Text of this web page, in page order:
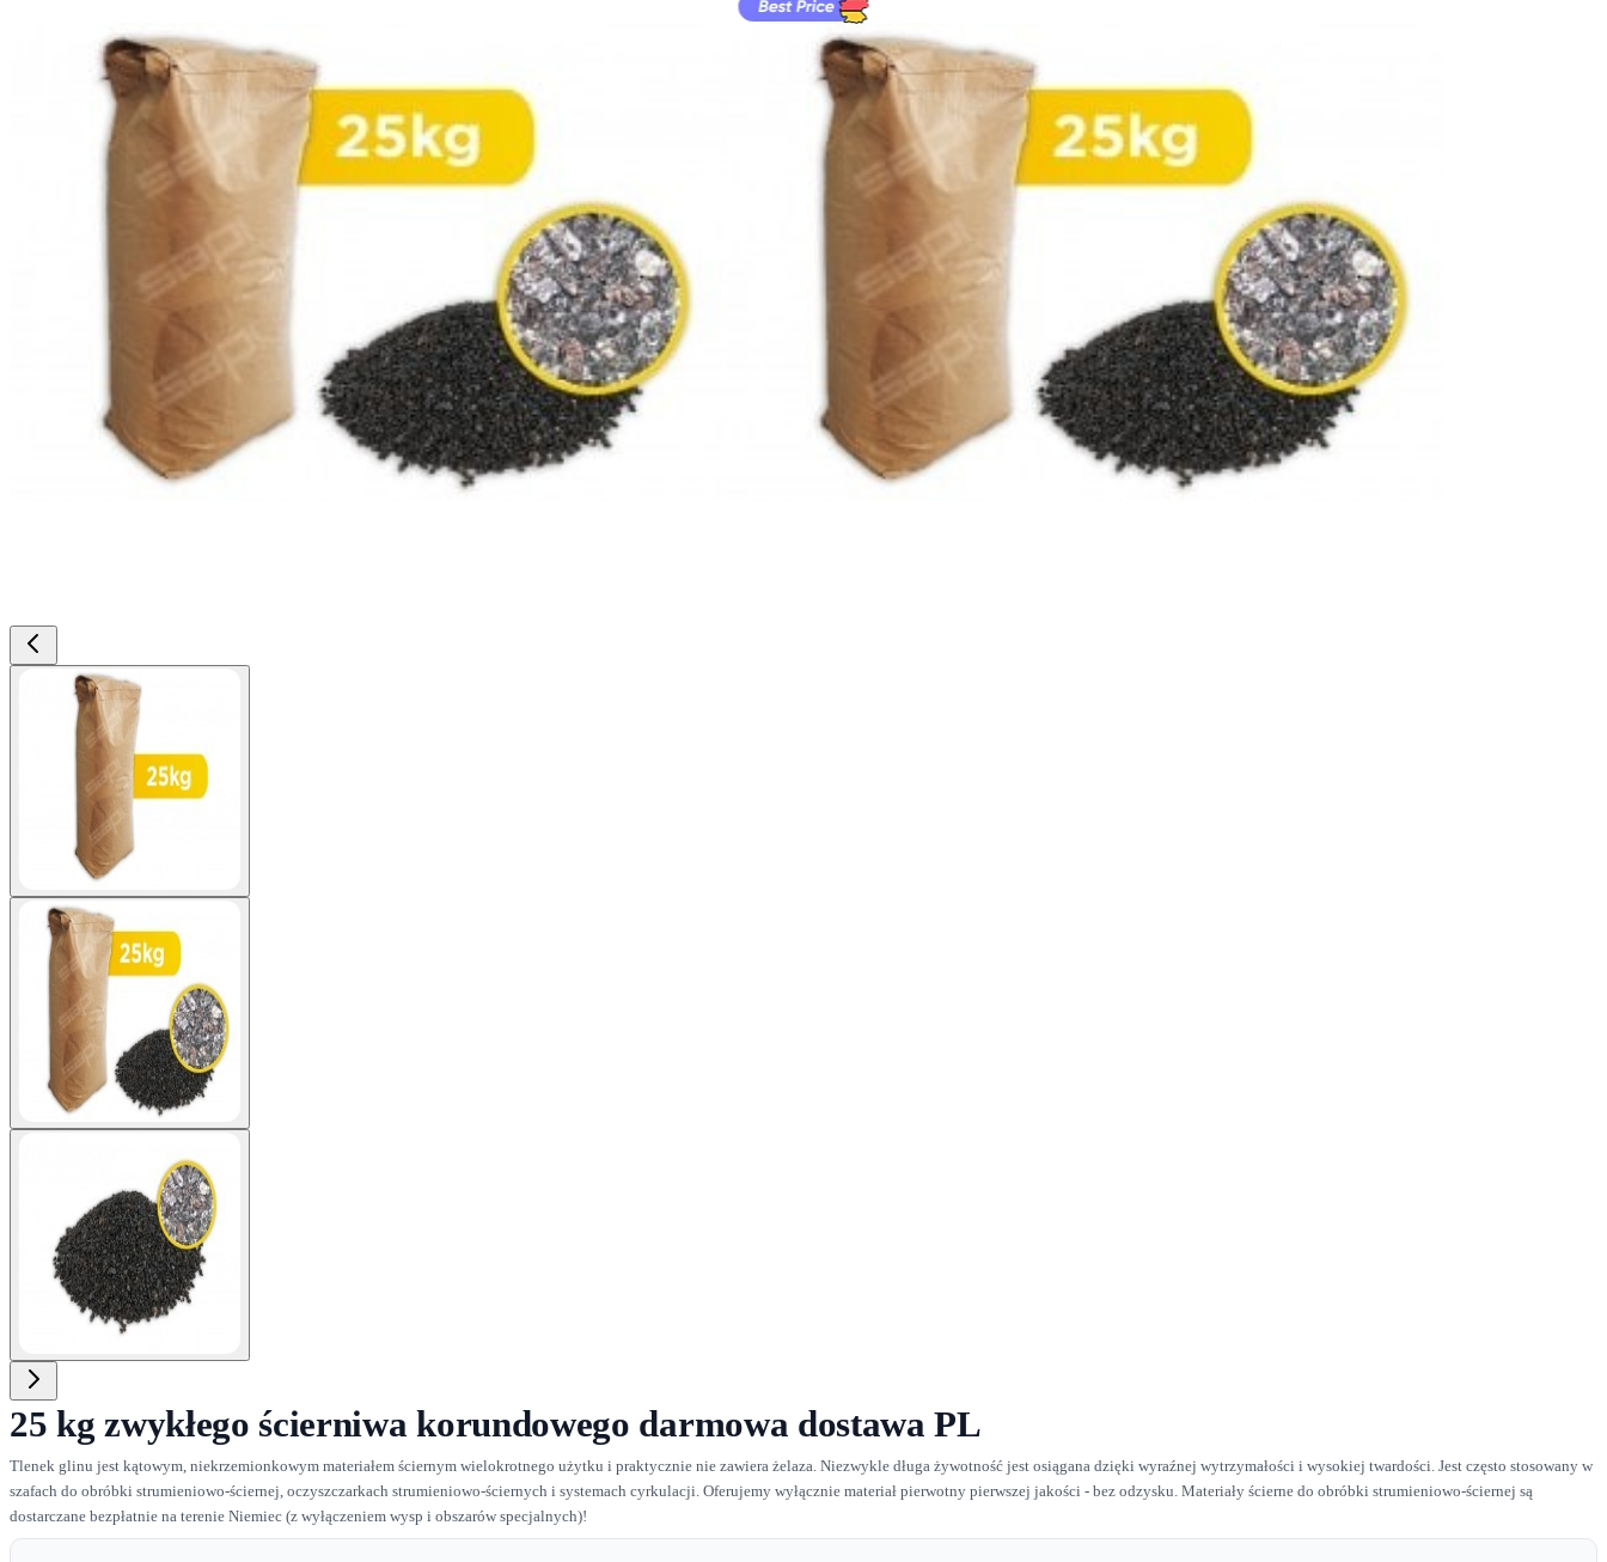
View larger image
View larger image
25 kg zwykłego ścierniwa korundowego darmowa dostawa PL
Tlenek glinu jest kątowym, niekrzemionkowym materiałem ściernym wielokrotnego użytku i praktycznie nie zawiera żelaza. Niezwykle długa żywotność jest osiągana dzięki wyraźnej wytrzymałości i wysokiej twardości. Jest często stosowany w
szafach do obróbki strumieniowo-ściernej, oczyszczarkach strumieniowo-ściernych i systemach cyrkulacji. Oferujemy wyłącznie materiał pierwotny pierwszej jakości - bez odzysku. Materiały ścierne do obróbki strumieniowo-ściernej są
dostarczane bezpłatnie na terenie Niemiec (z wyłączeniem wysp i obszarów specjalnych)!